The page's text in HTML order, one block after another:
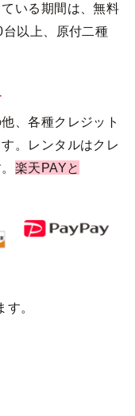
いる期間は、無料
以上、原付二種
、各種クレジット
。レンタルはクレ
楽天PAYと
。